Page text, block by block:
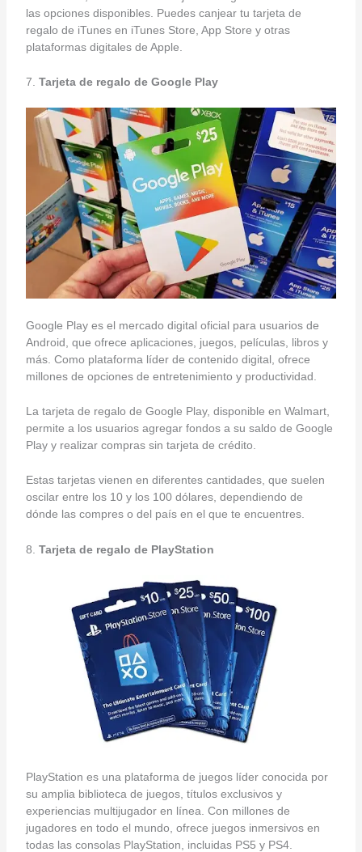
las opciones disponibles. Puedes canjear tu tarjeta de
regalo de iTunes en iTunes Store, App Store y otras
plataformas digitales de Apple.
7. Tarjeta de regalo de Google Play
Google Play es el mercado digital oficial para usuarios de
Android, que ofrece aplicaciones, juegos, películas, libros y
más. Como plataforma líder de contenido digital, ofrece
millones de opciones de entretenimiento y productividad.
La tarjeta de regalo de Google Play, disponible en Walmart,
permite a los usuarios agregar fondos a su saldo de Google
Play y realizar compras sin tarjeta de crédito.
Estas tarjetas vienen en diferentes cantidades, que suelen
oscilar entre los 10 y los 100 dólares, dependiendo de
dónde las compres o del país en el que te encuentres.
8. Tarjeta de regalo de PlayStation
PlayStation es una plataforma de juegos líder conocida por
su amplia biblioteca de juegos, títulos exclusivos y
experiencias multijugador en línea. Con millones de
jugadores en todo el mundo, ofrece juegos inmersivos en
todas las consolas PlayStation, incluidas PS5 y PS4.